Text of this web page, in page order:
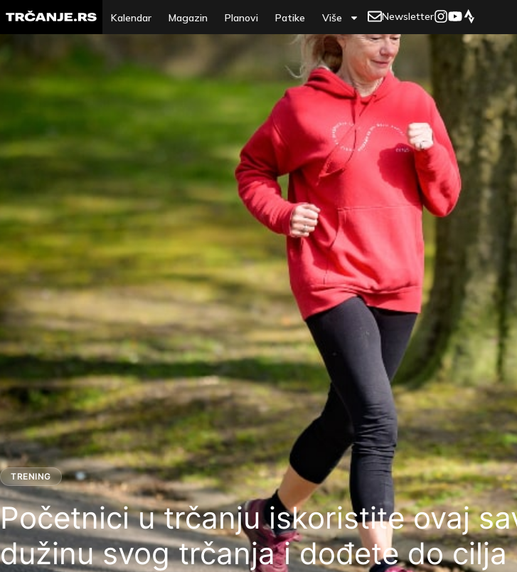
Kalendar Magazin Planovi Patike Više Newsletter
TRENING
Početnici u trčanju iskoristite ovaj
dužinu svog trčanja i dođete do cilja